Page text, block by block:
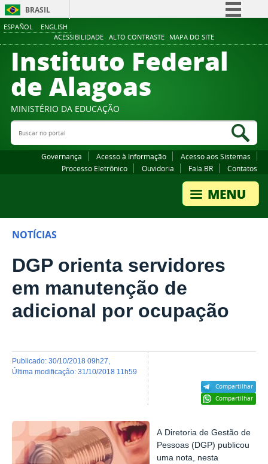
ESPAÑOL ENGLISH
ACESSIBILIDADE ALTO CONTRASTE MAPA DO SITE
BRASIL
Comunica BR
Participe
Canais
Instituto Federal
de Alagoas
MINISTÉRIO DA EDUCAÇÃO
Buscar no portal
Governança Acesso à Informação
Acesso aos Sistemas
Processo Eletrônico
Ouvidoria Fala.BR Contatos
NOTÍCIAS
DGP orienta servidores
em manutenção de
adicional por ocupação
Compartilhar
Compartilhar
publicado: 30/10/2018 09h27
última modificação: 31/10/2018 11h59
A Diretoria de Gestão de
Pessoas (DGP) publicou
uma nota, nesta